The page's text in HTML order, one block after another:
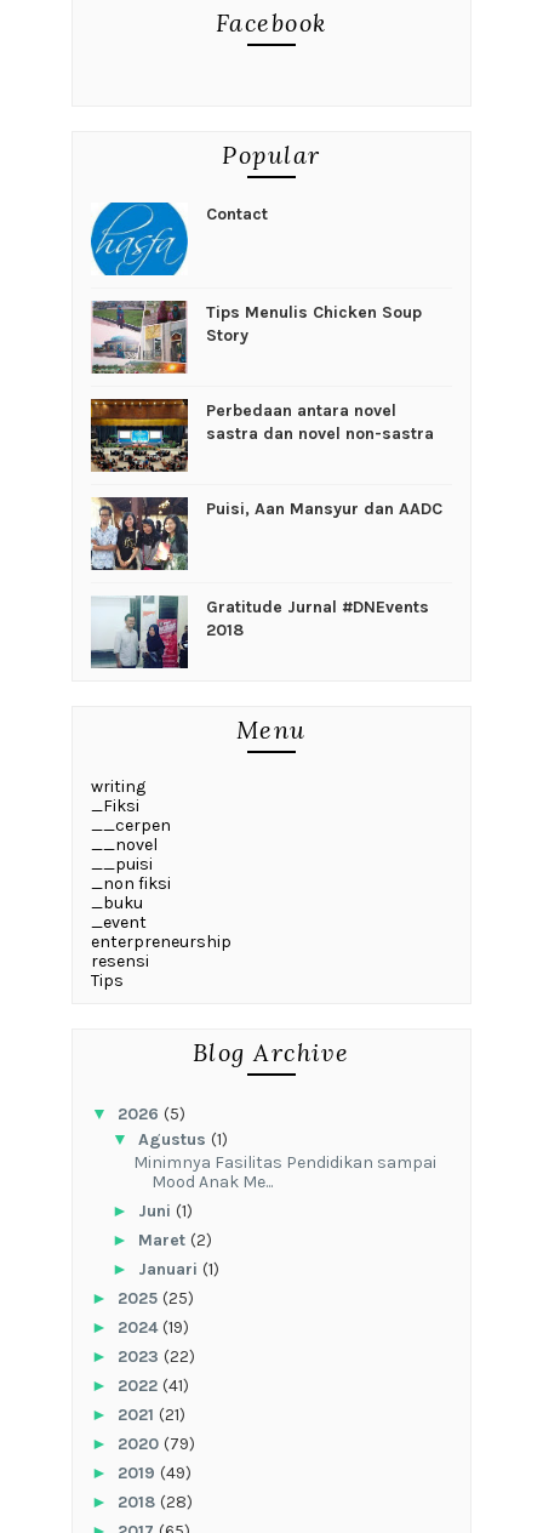
Facebook
Popular
Contact
Tips Menulis Chicken Soup
Story
Perbedaan antara novel
sastra dan novel non-sastra
Puisi, Aan Mansyur dan AADC
Gratitude Jurnal #DNEvents
2018
Menu
writing
_Fiksi
__cerpen
__novel
__puisi
_non fiksi
_buku
_event
enterpreneurship
resensi
Tips
Blog Archive
▼ 2026 (5)
▼ Agustus (1)
‎Minimnya Fasilitas Pendidikan sampai
Mood Anak Me...
► Juni (1)
► Maret (2)
► Januari (1)
► 2025 (25)
► 2024(19)
► 2023 (22)
► 2022 (41)
► 2021 (21)
► 2020 (79)
► 2019 (49)
► 2018 (28)